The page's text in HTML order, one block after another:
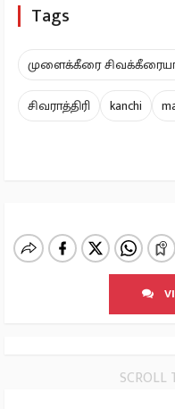
Tags
முளைக்கீரை
சிவராத்திரி
kanchi
SCROLL